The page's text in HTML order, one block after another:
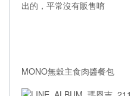
出的，平常沒有販售唷
MONO無穀主食肉醬餐包